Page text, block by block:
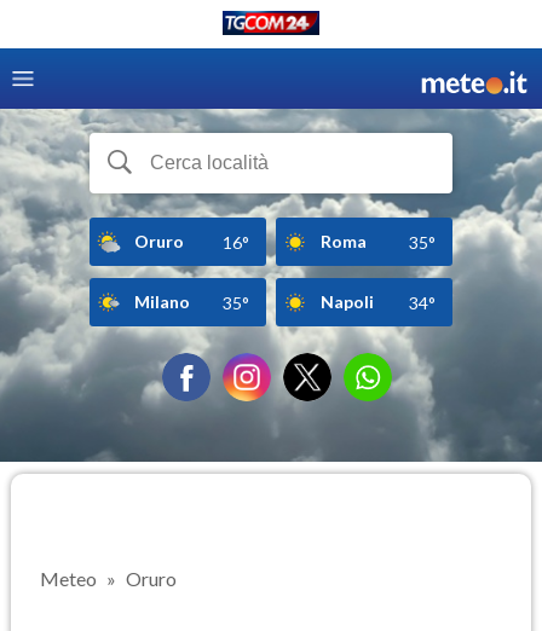
Oruro 16° Roma 35°
Milano 35° Napoli 34°
Meteo Oruro